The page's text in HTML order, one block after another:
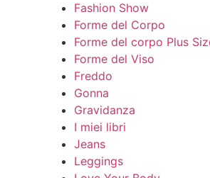
Fashion Show
Forme del Corpo
Forme del corpo Plus
Forme del Viso
Freddo
Gonna
Gravidanza
I miei libri
Jeans
Leggings